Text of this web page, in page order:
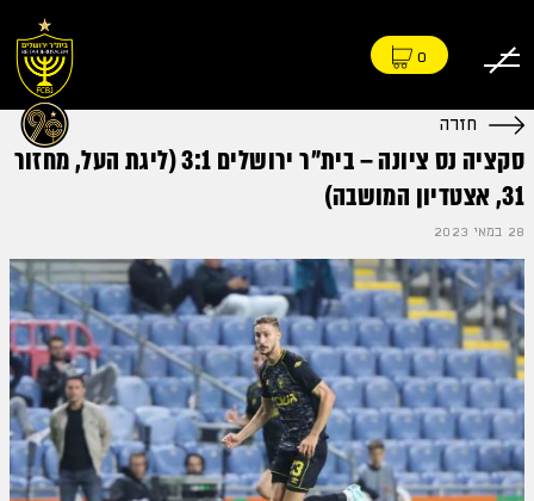
0
חזרה
סקציה נס ציונה – בית״ר ירושלים 3:1 (ליגת העל, מחזור
31, אצטדיון המושבה)
28 במאי 2023